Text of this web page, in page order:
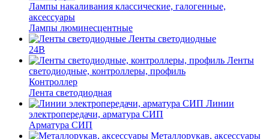
Лампы накаливания классические, галогенные,
аксессуары
Лампы люминесцентные
Ленты светодиодные
24В
Ленты
светодиодные, контроллеры, профиль
Контроллер
Лента светодиодная
Линии
электропередачи, арматура СИП
Арматура СИП
Металлорукав, аксессуары